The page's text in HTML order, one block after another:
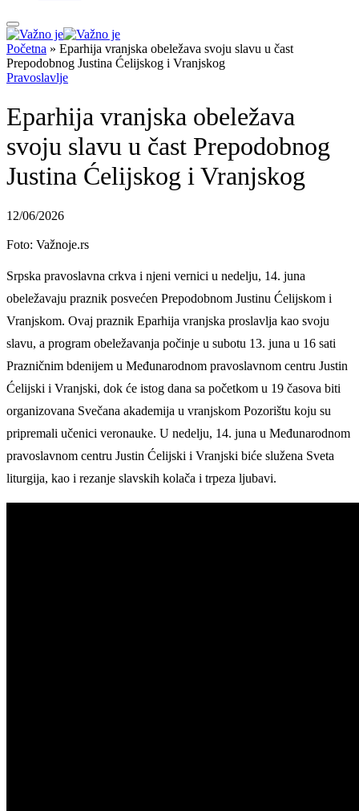
Početna » Eparhija vranjska obeležava svoju slavu u čast
Prepodobnog Justina Ćelijskog i Vranjskog
Pravoslavlje
Eparhija vranjska obeležava
svoju slavu u čast Prepodobnog
Justina Ćelijskog i Vranjskog
12/06/2026
Foto: Važnoje.rs
Srpska pravoslavna crkva i njeni vernici u nedelju, 14. juna
obeležavaju praznik posvećen Prepodobnom Justinu Ćelijskom i
Vranjskom. Ovaj praznik Eparhija vranjska proslavlja kao svoju
slavu, a program obeležavanja počinje u subotu 13. juna u 16 sati
Prazničnim bdenijem u Međunarodnom pravoslavnom centru Justin
Ćelijski i Vranjski, dok će istog dana sa početkom u 19 časova biti
organizovana Svečana akademija u vranjskom Pozorištu koju su
pripremali učenici veronauke. U nedelju, 14. juna u Međunarodnom
pravoslavnom centru Justin Ćelijski i Vranjski biće služena Sveta
liturgija, kao i rezanje slavskih kolača i trpeza ljubavi.